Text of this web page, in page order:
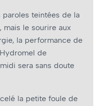
paroles teintées de la
mais le sourire aux
la performance de
de
sera sans doute
la petite foule de